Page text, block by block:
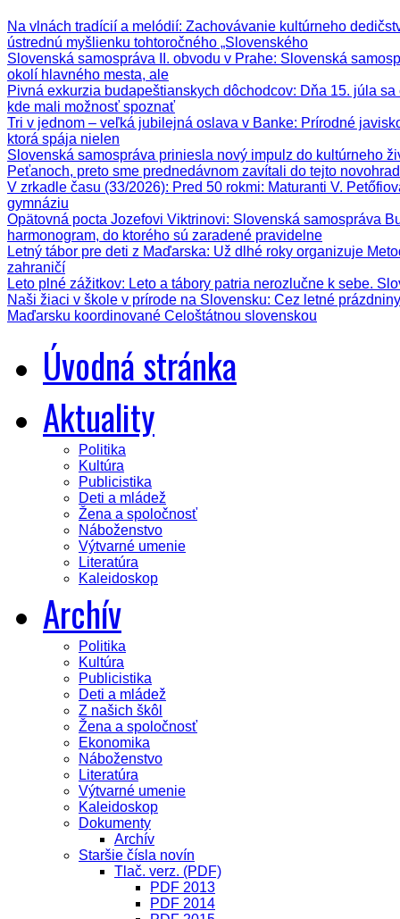
Na vlnách tradícií a melódií: Zachovávanie kultúrneho
ústrednú myšlienku tohtoročného „Slovenského
Slovenská samospráva II. obvodu v Prahe: Slovenská
okolí hlavného mesta, ale
Pivná exkurzia budapeštianskych dôchodcov: Dňa 15. júla
kde mali možnosť spoznať
Tri v jednom – veľká jubilejná oslava v Banke: Prírodné
ktorá spája nielen
Slovenská samospráva priniesla nový impulz do kultúrneho
Peťanoch, preto sme prednedávnom zavítali do tejto
V zrkadle času (33/2026): Pred 50 rokmi: Maturanti V.
gymnáziu
Opätovná pocta Jozefovi Viktrinovi: Slovenská samospráva
harmonogram, do ktorého sú zaradené pravidelne
Letný tábor pre deti z Maďarska: Už dlhé roky organizuje
zahraničí
Leto plné zážitkov: Leto a tábory patria nerozlučne k sebe.
Naši žiaci v škole v prírode na Slovensku: Cez letné
Maďarsku koordinované Celoštátnou slovenskou
Úvodná stránka
Aktuality
Politika
Kultúra
Publicistika
Deti a mládež
Žena a spoločnosť
Náboženstvo
Výtvarné umenie
Literatúra
Kaleidoskop
Archív
Politika
Kultúra
Publicistika
Deti a mládež
Z našich škôl
Žena a spoločnosť
Ekonomika
Náboženstvo
Literatúra
Výtvarné umenie
Kaleidoskop
Dokumenty
Archív
Staršie čísla novín
Tlač. verz. (PDF)
PDF 2013
PDF 2014